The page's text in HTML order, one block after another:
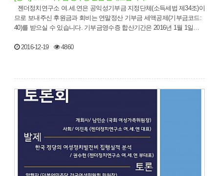
므로 보내주신 후원금과 회비는 연말정산 기부금 세액공제(기부금코드:
40)를 받으실 수 있습니다. 기부금영수증 합산기간은 2016년 1월 1일부
2016-12-19
4860